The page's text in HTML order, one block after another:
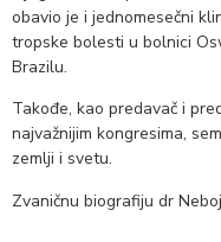
obavio je i jednomesečni
tropske bolesti u bolnici
Brazilu.
Takođe, kao predavač i
najvažnijim kongresima,
zemlji i svetu.
Zvaničnu biografiju dr